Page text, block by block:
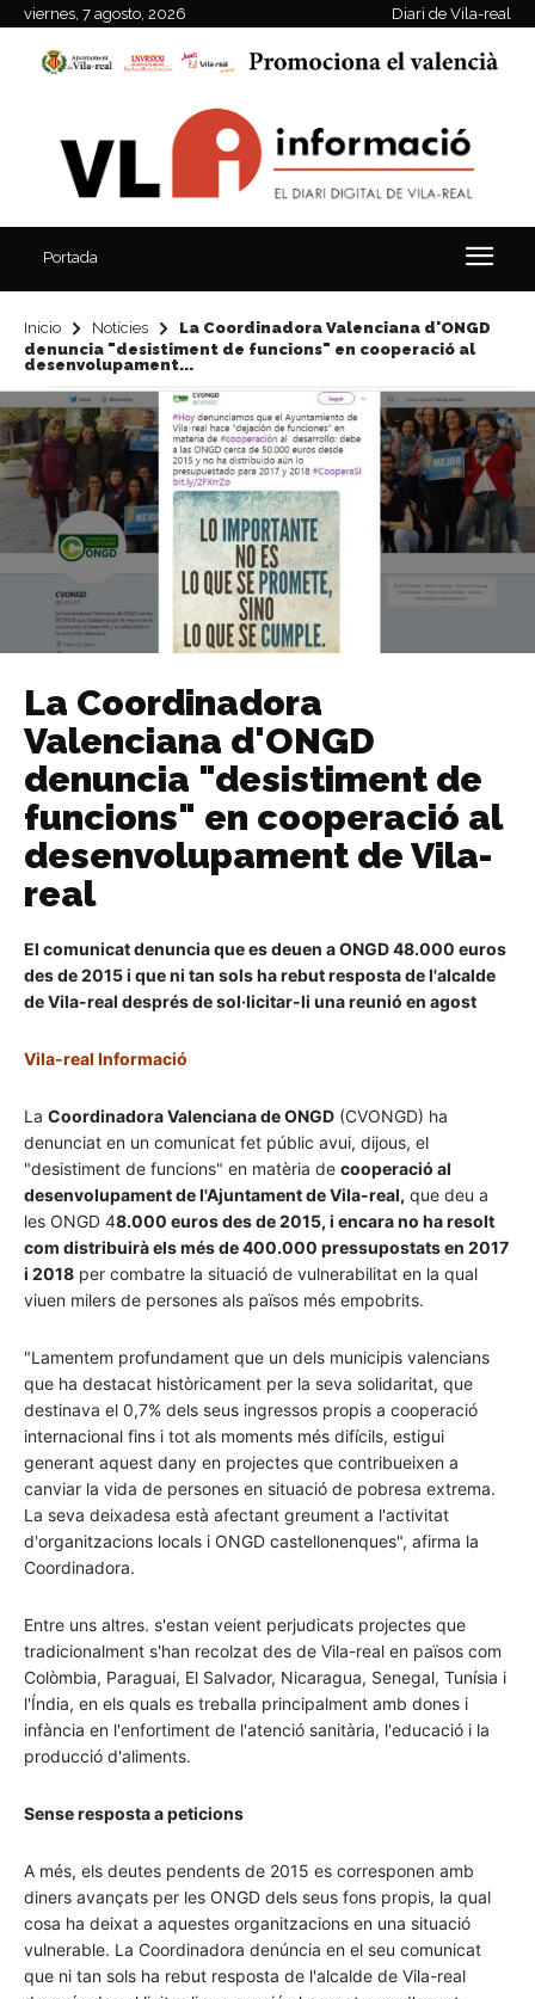
viernes, 7 agosto, 2026 Diari de Vila-real
Portada
Inicio Notícies
La Coordinadora Valenciana d'ONGD
denuncia "desistiment de funcions" en cooperació al
desenvolupament...
La Coordinadora
Valenciana d'ONGD
denuncia "desistiment de
funcions" en cooperació al
desenvolupament de Vila-
real
El comunicat denuncia que es deuen a ONGD 48.000 euros
des de 2015 i que ni tan sols ha rebut resposta de l'alcalde
de Vila-real després de sol·licitar-li una reunió en agost
Vila-real Informació
La Coordinadora Valenciana de ONGD (CVONGD) ha
denunciat en un comunicat fet públic avui, dijous, el
"desistiment de funcions" en matèria de cooperació al
desenvolupament de l'Ajuntament de Vila-real, que deu a
les ONGD 48.000 euros des de 2015, i encara no ha resolt
com distribuirà els més de 400.000 pressupostats en 2017
i 2018 per combatre la situació de vulnerabilitat en la qual
viuen milers de persones als països més empobrits.
"Lamentem profundament que un dels municipis valencians
que ha destacat històricament per la seva solidaritat, que
destinava el 0,7% dels seus ingressos propis a cooperació
internacional fins i tot als moments més difícils, estigui
generant aquest dany en projectes que contribueixen a
canviar la vida de persones en situació de pobresa extrema.
La seva deixadesa està afectant greument a l'activitat
d'organitzacions locals i ONGD castellonenques", afirma la
Coordinadora.
Entre uns altres. s'estan veient perjudicats projectes que
tradicionalment s'han recolzat des de Vila-real en països com
Colòmbia, Paraguai, El Salvador, Nicaragua, Senegal, Tunísia i
l'Índia, en els quals es treballa principalment amb dones i
infància en l'enfortiment de l'atenció sanitària, l'educació i la
producció d'aliments.
Sense resposta a peticions
A més, els deutes pendents de 2015 es corresponen amb
diners avançats per les ONGD dels seus fons propis, la qual
cosa ha deixat a aquestes organitzacions en una situació
vulnerable. La Coordinadora denúncia en el seu comunicat
que ni tan sols ha rebut resposta de l'alcalde de Vila-real